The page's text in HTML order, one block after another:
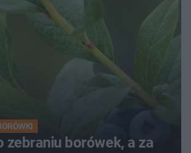
zebraniu borówek, a za